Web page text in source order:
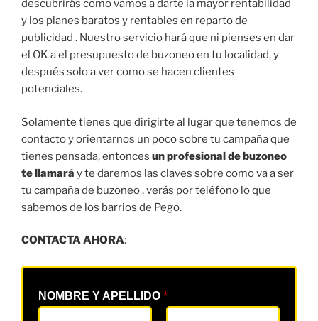
descubrirás como vamos a darte la mayor rentabilidad
y los planes baratos y rentables en reparto de
publicidad . Nuestro servicio hará que ni pienses en dar
el OK a el presupuesto de buzoneo en tu localidad, y
después solo a ver como se hacen clientes
potenciales.
Solamente tienes que dirigirte al lugar que tenemos de
contacto y orientarnos un poco sobre tu campaña que
tienes pensada, entonces un profesional de buzoneo
te llamará y te daremos las claves sobre como va a ser
tu campaña de buzoneo , verás por teléfono lo que
sabemos de los barrios de Pego.
CONTACTA AHORA:
NOMBRE Y APELLIDO *